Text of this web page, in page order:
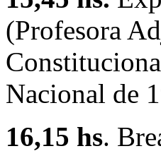
(Profesora
Nacional de
16,15 hs.